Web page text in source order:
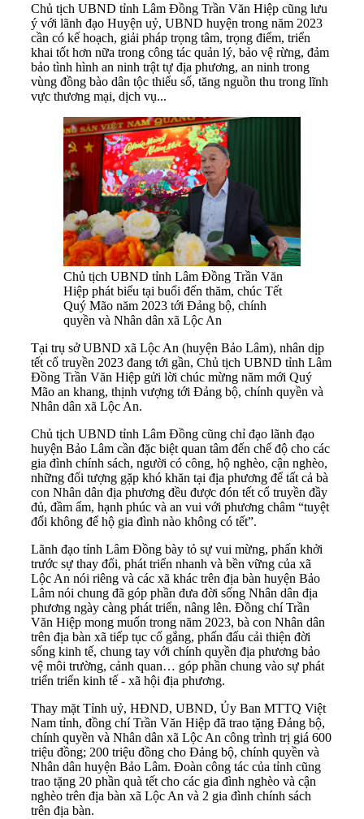
Chủ tịch UBND tỉnh Lâm Đồng Trần Văn Hiệp cũng lưu
ý với lãnh đạo Huyện uỷ, UBND huyện trong năm 2023
cần có kế hoạch, giải pháp trọng tâm, trọng điểm, triển
khai tốt hơn nữa trong công tác quản lý, bảo vệ rừng, đảm
bảo tình hình an ninh trật tự địa phương, an ninh trong
vùng đồng bào dân tộc thiểu số, tăng nguồn thu trong lĩnh
vực thương mại, dịch vụ...
Chủ tịch UBND tỉnh Lâm Đồng Trần Văn
Hiệp phát biểu tại buổi đến thăm, chúc Tết
Quý Mão năm 2023 tới Đảng bộ, chính
quyền và Nhân dân xã Lộc An
Tại trụ sở UBND xã Lộc An (huyện Bảo Lâm), nhân dịp
tết cổ truyền 2023 đang tới gần, Chủ tịch UBND tỉnh Lâm
Đồng Trần Văn Hiệp gửi lời chúc mừng năm mới Quý
Mão an khang, thịnh vượng tới Đảng bộ, chính quyền và
Nhân dân xã Lộc An.
Chủ tịch UBND tỉnh Lâm Đồng cũng chỉ đạo lãnh đạo
huyện Bảo Lâm cần đặc biệt quan tâm đến chế độ cho các
gia đình chính sách, người có công, hộ nghèo, cận nghèo,
những đối tượng gặp khó khăn tại địa phương để tất cả bà
con Nhân dân địa phương đều được đón tết cổ truyền đầy
đủ, đầm ấm, hạnh phúc và an vui với phương châm “tuyệt
đối không để hộ gia đình nào không có tết”.
Lãnh đạo tỉnh Lâm Đồng bày tỏ sự vui mừng, phấn khởi
trước sự thay đổi, phát triển nhanh và bền vững của xã
Lộc An nói riêng và các xã khác trên địa bàn huyện Bảo
Lâm nói chung đã góp phần đưa đời sống Nhân dân địa
phương ngày càng phát triển, nâng lên. Đồng chí Trần
Văn Hiệp mong muốn trong năm 2023, bà con Nhân dân
trên địa bàn xã tiếp tục cố gắng, phấn đấu cải thiện đời
sống kinh tế, chung tay với chính quyền địa phương bảo
vệ môi trường, cảnh quan… góp phần chung vào sự phát
triển triển kinh tế - xã hội địa phương.
Thay mặt Tỉnh uỷ, HĐND, UBND, Ủy Ban MTTQ Việt
Nam tỉnh, đồng chí Trần Văn Hiệp đã trao tặng Đảng bộ,
chính quyền và Nhân dân xã Lộc An công trình trị giá 600
triệu đồng; 200 triệu đồng cho Đảng bộ, chính quyền và
Nhân dân huyện Bảo Lâm. Đoàn công tác của tỉnh cũng
trao tặng 20 phần quà tết cho các gia đình nghèo và cận
nghèo trên địa bàn xã Lộc An và 2 gia đình chính sách
trên địa bàn.